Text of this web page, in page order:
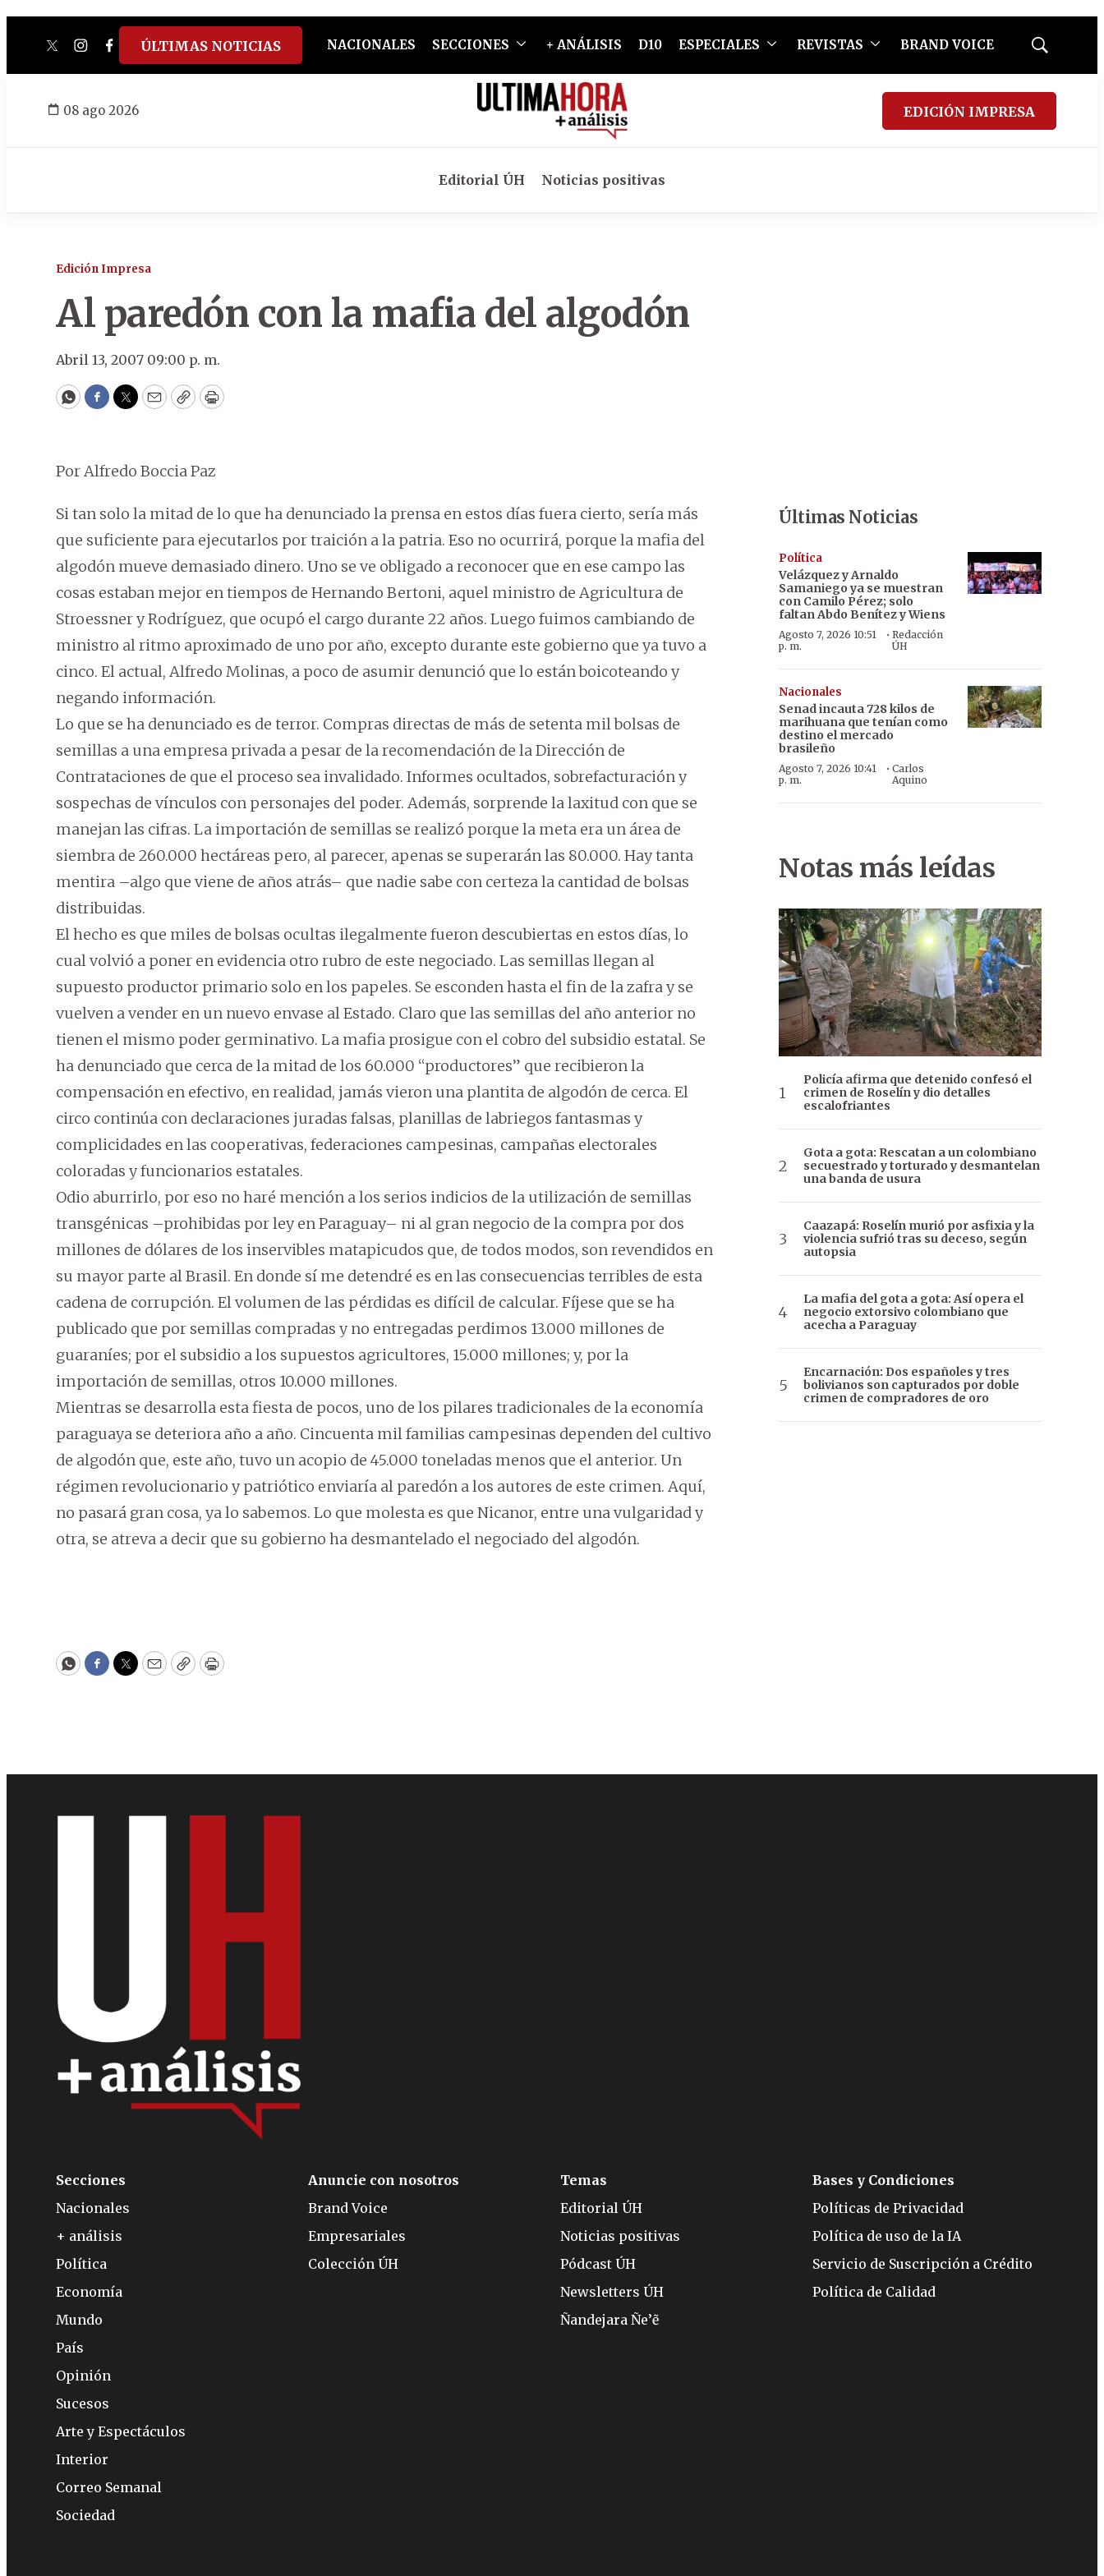
twitterinstagram
facebook
tiktokyoutube
spotify
ÚLTIMAS NOTICIAS NACIONALES SECCIONES + ANÁLISIS D10 ESPECIALES REVISTAS BRAND VOICE
Mostrar
08 ago 2026 EDICIÓN IMPRESA
Editorial ÚH Noticias positivas
Edición Impresa
Al paredón con la mafia del algodón
Abril 13, 2007 09:00 p. m.
WhatsApp
Facebook
Twitter
EmailCopyPrint
Por Alfredo Boccia Paz
Si tan solo la mitad de lo que ha denunciado la prensa en estos días fuera cierto, sería más
que suficiente para ejecutarlos por traición a la patria. Eso no ocurrirá, porque la mafia del
algodón mueve demasiado dinero. Uno se ve obligado a reconocer que en ese campo las
cosas estaban mejor en tiempos de Hernando Bertoni, aquel ministro de Agricultura de
Stroessner y Rodríguez, que ocupó el cargo durante 22 años. Luego fuimos cambiando de
ministro al ritmo aproximado de uno por año, excepto durante este gobierno que ya tuvo a
cinco. El actual, Alfredo Molinas, a poco de asumir denunció que lo están boicoteando y
negando información.
Lo que se ha denunciado es de terror. Compras directas de más de setenta mil bolsas de
semillas a una empresa privada a pesar de la recomendación de la Dirección de
Contrataciones de que el proceso sea invalidado. Informes ocultados, sobrefacturación y
sospechas de vínculos con personajes del poder. Además, sorprende la laxitud con que se
manejan las cifras. La importación de semillas se realizó porque la meta era un área de
siembra de 260.000 hectáreas pero, al parecer, apenas se superarán las 80.000. Hay tanta
mentira –algo que viene de años atrás– que nadie sabe con certeza la cantidad de bolsas
distribuidas.
El hecho es que miles de bolsas ocultas ilegalmente fueron descubiertas en estos días, lo
cual volvió a poner en evidencia otro rubro de este negociado. Las semillas llegan al
supuesto productor primario solo en los papeles. Se esconden hasta el fin de la zafra y se
vuelven a vender en un nuevo envase al Estado. Claro que las semillas del año anterior no
tienen el mismo poder germinativo. La mafia prosigue con el cobro del subsidio estatal. Se
ha denunciado que cerca de la mitad de los 60.000 “productores” que recibieron la
compensación en efectivo, en realidad, jamás vieron una plantita de algodón de cerca. El
circo continúa con declaraciones juradas falsas, planillas de labriegos fantasmas y
complicidades en las cooperativas, federaciones campesinas, campañas electorales
coloradas y funcionarios estatales.
Odio aburrirlo, por eso no haré mención a los serios indicios de la utilización de semillas
transgénicas –prohibidas por ley en Paraguay– ni al gran negocio de la compra por dos
millones de dólares de los inservibles matapicudos que, de todos modos, son revendidos en
su mayor parte al Brasil. En donde sí me detendré es en las consecuencias terribles de esta
cadena de corrupción. El volumen de las pérdidas es difícil de calcular. Fíjese que se ha
publicado que por semillas compradas y no entregadas perdimos 13.000 millones de
guaraníes; por el subsidio a los supuestos agricultores, 15.000 millones; y, por la
importación de semillas, otros 10.000 millones.
Mientras se desarrolla esta fiesta de pocos, uno de los pilares tradicionales de la economía
paraguaya se deteriora año a año. Cincuenta mil familias campesinas dependen del cultivo
de algodón que, este año, tuvo un acopio de 45.000 toneladas menos que el anterior. Un
régimen revolucionario y patriótico enviaría al paredón a los autores de este crimen. Aquí,
no pasará gran cosa, ya lo sabemos. Lo que molesta es que Nicanor, entre una vulgaridad y
otra, se atreva a decir que su gobierno ha desmantelado el negociado del algodón.
WhatsApp
Facebook
Twitter
EmailCopyPrint
Últimas Noticias
Política
Velázquez y Arnaldo
Samaniego ya se muestran
con Camilo Pérez; solo
faltan Abdo Benítez y Wiens
Agosto 7, 2026 10:51
p. m.
·Redacción
ÚH
Nacionales
Senad incauta 728 kilos de
marihuana que tenían como
destino el mercado
brasileño
Agosto 7, 2026 10:41
p. m.
· Carlos
Aquino
Notas más leídas
Policía afirma que detenido confesó el
crimen de Roselín y dio detalles
escalofriantes
Gota a gota: Rescatan a un colombiano
secuestrado y torturado y desmantelan
una banda de usura
Caazapá: Roselín murió por asfixia y la
violencia sufrió tras su deceso, según
autopsia
La mafia del gota a gota: Así opera el
negocio extorsivo colombiano que
acecha a Paraguay
Encarnación: Dos españoles y tres
bolivianos son capturados por doble
crimen de compradores de oro
Secciones
Nacionales
+ análisis
Política
Economía
Mundo
País
Opinión
Sucesos
Arte y Espectáculos
Interior
Correo Semanal
Sociedad
Anuncie con nosotros
Brand Voice
Empresariales
Colección ÚH
Temas
Editorial ÚH
Noticias positivas
Pódcast ÚH
Newsletters ÚH
Ñandejara Ñe’ẽ
Bases y Condiciones
Políticas de Privacidad
Política de uso de la IA
Servicio de Suscripción a Crédito
Política de Calidad